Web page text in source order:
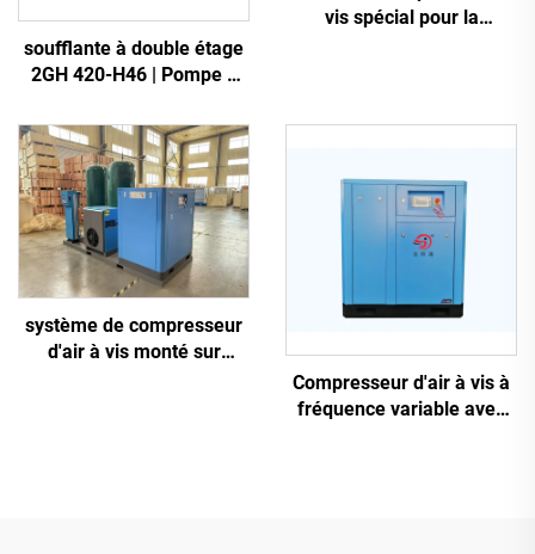
soufflante à double étage
2GH 420-H46 | Pompe à
triphasée
vis spécial pour la
système de compresseur
d'air à vis monté sur
Compresseur d'air à vis à
fréquence variable avec